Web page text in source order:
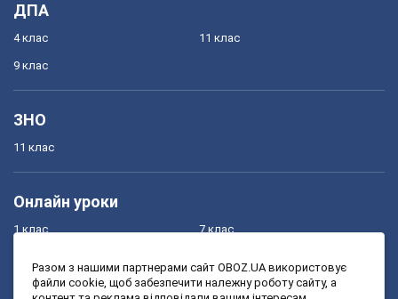
ДПА
4 клас
9 клас
11 клас
ЗНО
11 клас
Онлайн уроки
1 клас
3 клас
7 клас
9 клас
Разом з нашими партнерами сайт OBOZ.UA використовує
файли cookie, щоб забезпечити належну роботу сайту, а